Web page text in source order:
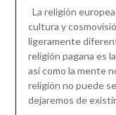
La religión
cultura y
ligeramente
religión pagana es
así como la mente
religión no puede
dejaremos de